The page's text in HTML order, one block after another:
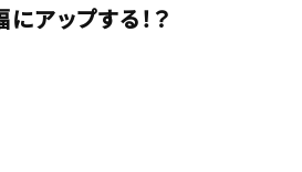
アップする！？